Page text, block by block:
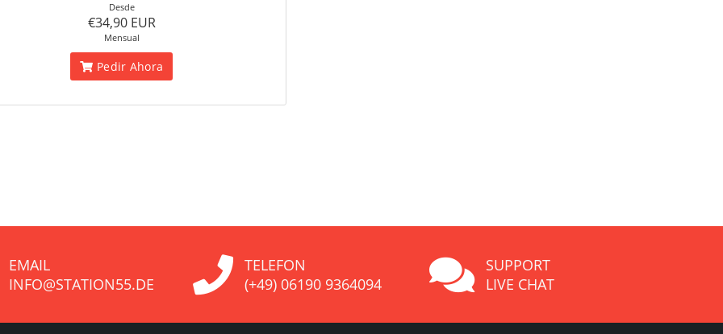
Desde
€34,90 EUR
Mensual
Pedir Ahora
EMAIL
INFO@STATION55.DE
TELEFON
(+49) 06190 9364094
SUPPORT
LIVE CHAT